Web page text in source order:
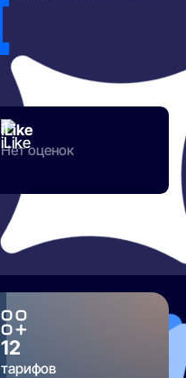
3.8
iLike
Нет оценок
12
тарифов